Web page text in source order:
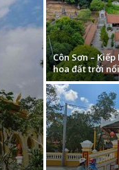
Côn Sơn –
hoa đất trời